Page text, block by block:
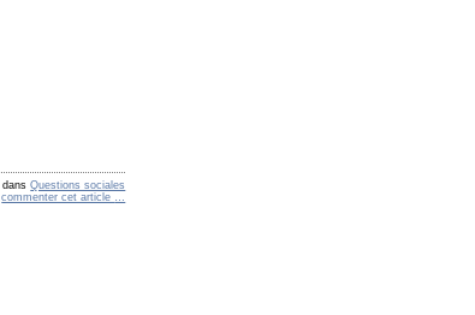
dansQuestions sociales
commenter cet article